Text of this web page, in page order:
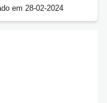
em 28-02-2024